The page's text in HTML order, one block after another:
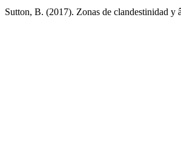
Sutton, B. (2017). Zonas de clandestinidad y